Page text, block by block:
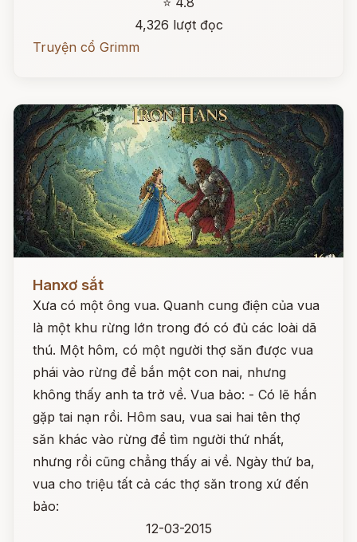
4,326 lượt đọc
Truyện cổ Grimm
Hanxơ sắt
Xưa có một ông vua. Quanh cung điện của vua
là một khu rừng lớn trong đó có đủ các loài dã
thú. Một hôm, có một người thợ săn được vua
phái vào rừng để bắn một con nai, nhưng
không thấy anh ta trở về. Vua bảo: - Có lẽ hắn
gặp tai nạn rồi. Hôm sau, vua sai hai tên thợ
săn khác vào rừng để tìm người thứ nhất,
nhưng rồi cũng chẳng thấy ai về. Ngày thứ ba,
vua cho triệu tất cả các thợ săn trong xứ đến
bảo:
12-03-2015